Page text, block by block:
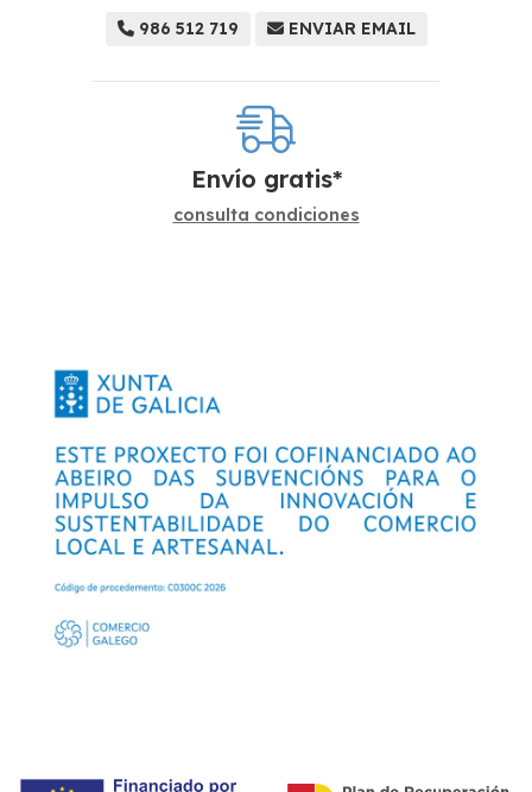
986 512 719 ENVIAR EMAIL
Envío gratis*
consulta condiciones